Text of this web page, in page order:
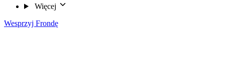
Więcej
Wesprzyj Frondę